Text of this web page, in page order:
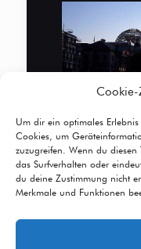
Cookie-
Um dir ein optimales
Cookies, um
zuzugreifen. Wenn du
das Surfverhalten oder
du deine Zustimmung nicht
Merkmale und Funktionen